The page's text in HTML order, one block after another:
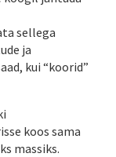
sellega
ja
kui “koorid”
koos sama
massiks.